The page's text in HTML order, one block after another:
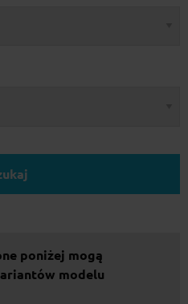
poniżej mogą
modelu